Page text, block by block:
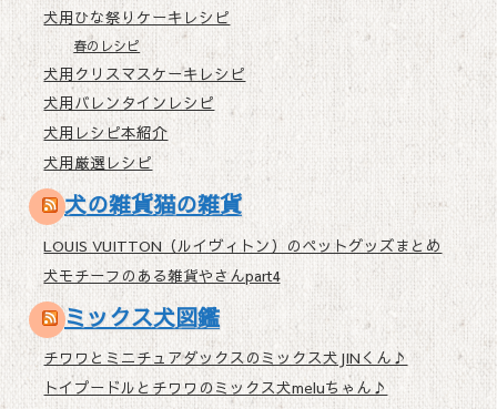
犬用ひな祭りケーキレシピ
春のレシピ
犬用クリスマスケーキレシピ
犬用バレンタインレシピ
犬用レシピ本紹介
犬用厳選レシピ
犬の雑貨猫の雑貨
LOUIS VUITTON（ルイヴィトン）のペットグッズまとめ
犬モチーフのある雑貨やさんpart4
ミックス犬図鑑
チワワとミニチュアダックスのミックス犬JINくん♪
トイプードルとチワワのミックス犬meluちゃん♪